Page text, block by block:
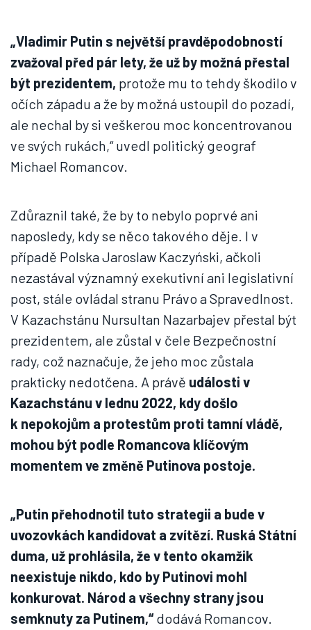
„Vladimir Putin s největší pravděpodobností
zvažoval před pár lety, že už by možná přestal
být prezidentem, protože mu to tehdy škodilo v
očích západu a že by možná ustoupil do pozadí,
ale nechal by si veškerou moc koncentrovanou
ve svých rukách,“ uvedl politický geograf
Michael Romancov.
Zdůraznil také, že by to nebylo poprvé ani
naposledy, kdy se něco takového děje. I v
případě Polska Jaroslaw Kaczyński, ačkoli
nezastával významný exekutivní ani legislativní
post, stále ovládal stranu Právo a Spravedlnost.
V Kazachstánu Nursultan Nazarbajev přestal být
prezidentem, ale zůstal v čele Bezpečnostní
rady, což naznačuje, že jeho moc zůstala
prakticky nedotčena. A právě události v
Kazachstánu v lednu 2022, kdy došlo
k nepokojům a protestům proti tamní vládě,
mohou být podle Romancova klíčovým
momentem ve změně Putinova postoje.
„Putin přehodnotil tuto strategii a bude v
uvozovkách kandidovat a zvítězí. Ruská Státní
duma, už prohlásila, že v tento okamžik
neexistuje nikdo, kdo by Putinovi mohl
konkurovat. Národ a všechny strany jsou
semknuty za Putinem,“dodává Romancov.